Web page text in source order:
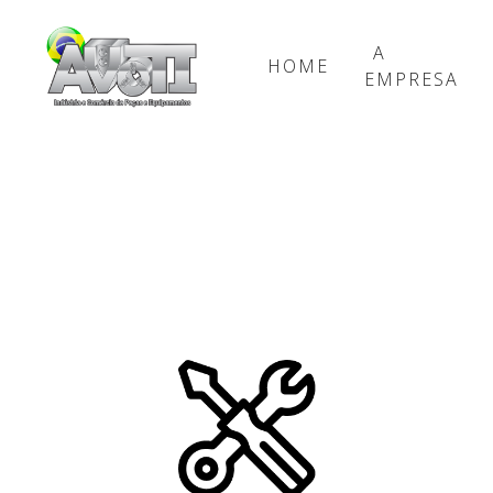
HOME
A
EMPRESA